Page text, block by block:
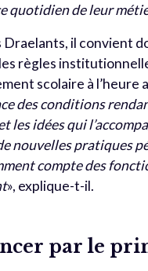
quotidien de leur
Draelants, il convient
règles
scolaire à l’heure
des conditions
les idées qui
nouvelles pratiques
compte des
», explique-t-il.
par le